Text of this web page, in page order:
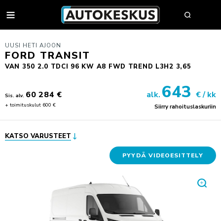
MYY AUTOSI
VAIHTOAUTOT
AUTOHAKU
AUTOKESKUS TURVA -PALVELUPAKETTI
AUTOJEN SISÄÄNOSTO
UUDET AUTOT
HYÖTYAJONEUVOT
TYÖSUHDEAUTOILIJALLE
HUOLTO & RENKAAT
VARAA MÄÄRÄAIKAISHUOLTO
KOLARIKORJAUS & TUULILASIT
UUSI HETI AJOON
FORD TRANSIT
VAN 350 2.0 TDCI 96 KW A8 FWD TREND L3H2 3,65
Sis. alv. 60 284 €
+ toimituskulut 600 €
alk. 643 € / kk
Siirry rahoituslaskuriin
KATSO VARUSTEET
PYYDÄ VIDEOESITTELY